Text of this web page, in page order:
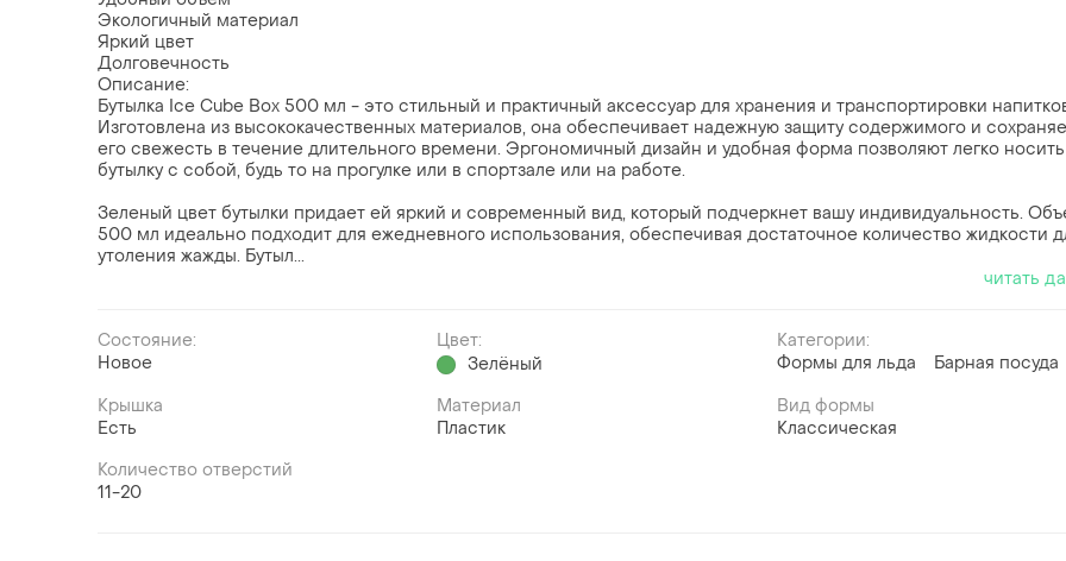
Экологичный материал
Яркий цвет
Долговечность
Описание:
Бутылка Ice Cube Box 500 мл - это стильный и практичный аксессуар для хранения и транспортировки
Изготовлена из высококачественных материалов, она обеспечивает надежную защиту содержимого и
его свежесть в течение длительного времени. Эргономичный дизайн и удобная форма позволяют легко носить
бутылку с собой, будь то на прогулке или в спортзале или на работе.
Зеленый цвет бутылки придает ей яркий и современный вид, который подчеркнет вашу индивидуальность.
500 мл идеально подходит для ежедневного использования, обеспечивая достаточное количество жидкости
утоления жажды. Бутыл...
читать
Состояние:
Новое
Цвет:
Зелёный
Категории:
Формы для льда
Барная посуда
Крышка
Есть
Материал
Пластик
Вид формы
Классическая
Количество отверстий
11-20